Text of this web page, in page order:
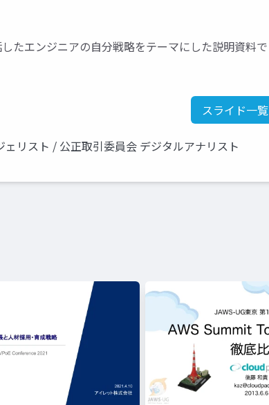
たエンジニアの自分戦略をテーマにした説明資料で
スライド一覧
リスト / 公正取引委員会 デジタルアナリスト